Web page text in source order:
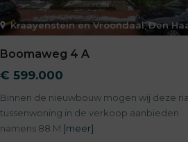
Kraayenstein en Vroondaal,Den
Boomaweg 4 A
€ 599.000
Binnen de nieuwbouw mogen wij deze
tussenwoning in de verkoop aanbieden
namens 88 M [meer]